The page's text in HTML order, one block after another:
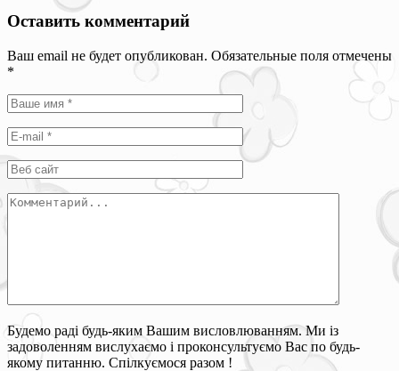
Оставить комментарий
Ваш email не будет опубликован. Обязательные поля отмечены
*
Будемо раді будь-яким Вашим висловлюванням. Ми із
задоволенням вислухаємо і проконсультуємо Вас по будь-
якому питанню. Спілкуємося разом !